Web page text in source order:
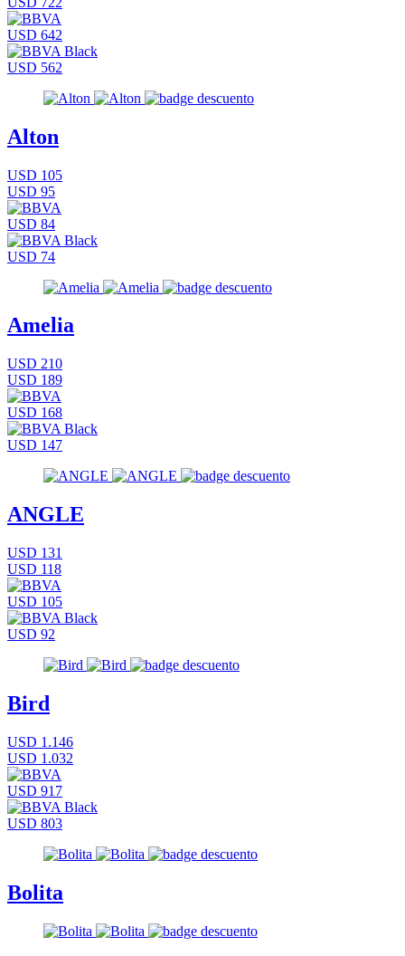
USD 642
USD 562
Alton
USD 105
USD 95
USD 84
USD 74
Amelia
USD 210
USD 189
USD 168
USD 147
ANGLE
USD 131
USD 118
USD 105
USD 92
Bird
USD 1.146
USD 1.032
USD 917
USD 803
Bolita